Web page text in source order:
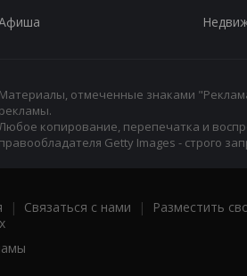
Материалы, отмеченные знаками
рекламы.
копирование, перепечатка и
правообладателя Getty Images - строго
| Связаться с нами | Разместить